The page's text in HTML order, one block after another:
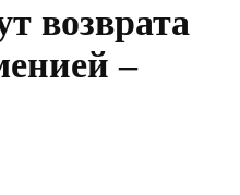
возврата
–